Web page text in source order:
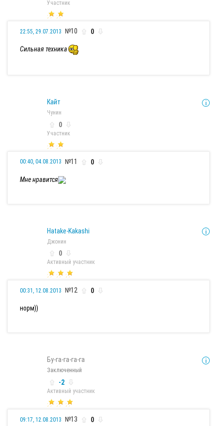
Участник
22:55, 29.07.2013 №10 0
Сильная техника
Кайт
Чунин
0
Участник
00:40, 04.08.2013 №11 0
Мне нравится
Hatake-Kakashi
Джонин
0
Активный участник
00:31, 12.08.2013 №12 0
норм))
Бу-га-га-га-га
Заключенный
-2
Активный участник
09:17, 12.08.2013 №13 0